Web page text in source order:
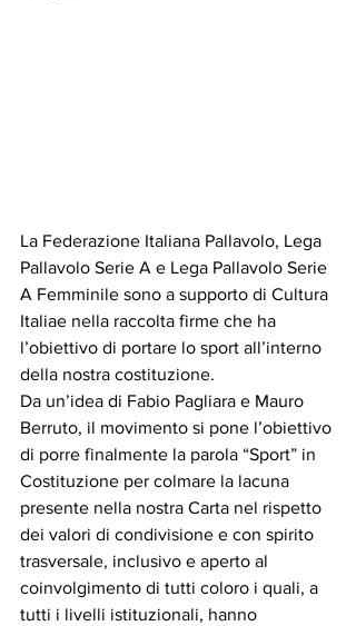
La Federazione Italiana Pallavolo, Lega
Pallavolo Serie A e Lega Pallavolo Serie
A Femminile sono a supporto di Cultura
Italiae nella raccolta firme che ha
l’obiettivo di portare lo sport all’interno
della nostra costituzione.
Da un’idea di Fabio Pagliara e Mauro
Berruto, il movimento si pone l’obiettivo
di porre finalmente la parola “Sport” in
Costituzione per colmare la lacuna
presente nella nostra Carta nel rispetto
dei valori di condivisione e con spirito
trasversale, inclusivo e aperto al
coinvolgimento di tutti coloro i quali, a
tutti i livelli istituzionali, hanno